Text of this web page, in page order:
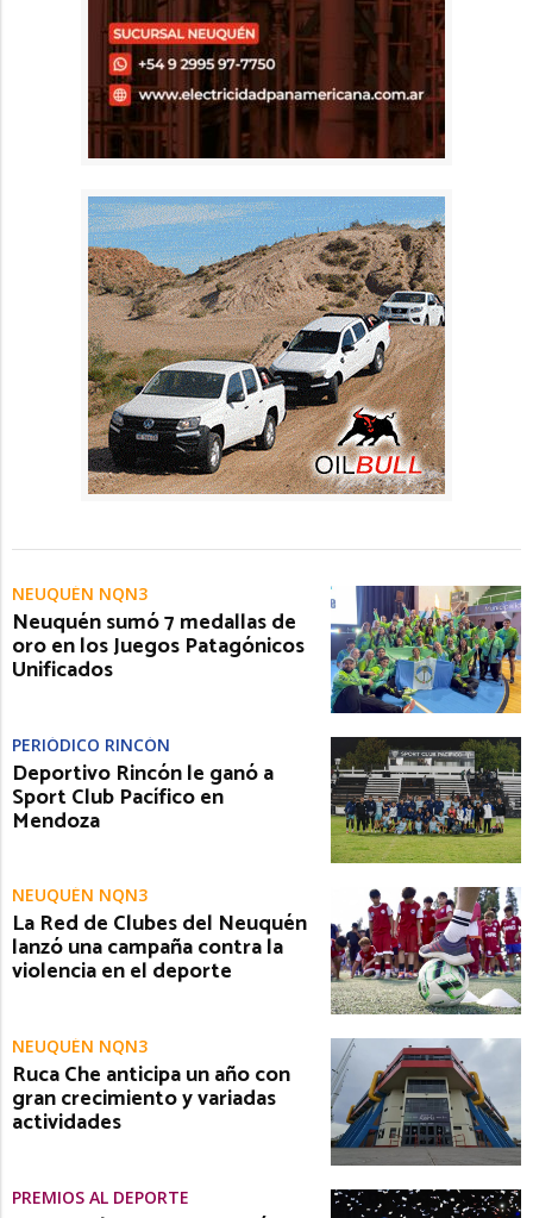
NEUQUÉN NQN3
Neuquén sumó 7 medallas de
oro en los Juegos Patagónicos
Unificados
PERIÓDICO RINCÓN
Deportivo Rincón le ganó a
Sport Club Pacífico en
Mendoza
NEUQUÉN NQN3
La Red de Clubes del Neuquén
lanzó una campaña contra la
violencia en el deporte
NEUQUÉN NQN3
Ruca Che anticipa un año con
gran crecimiento y variadas
actividades
PREMIOS AL DEPORTE